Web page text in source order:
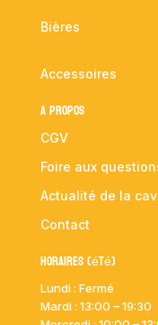
Bières
Accessoires
A propos
CGV
Foire aux
Actualité de la
Contact
Horaires (été)
Lundi : Fermé
Mardi : 13:00 – 19:30